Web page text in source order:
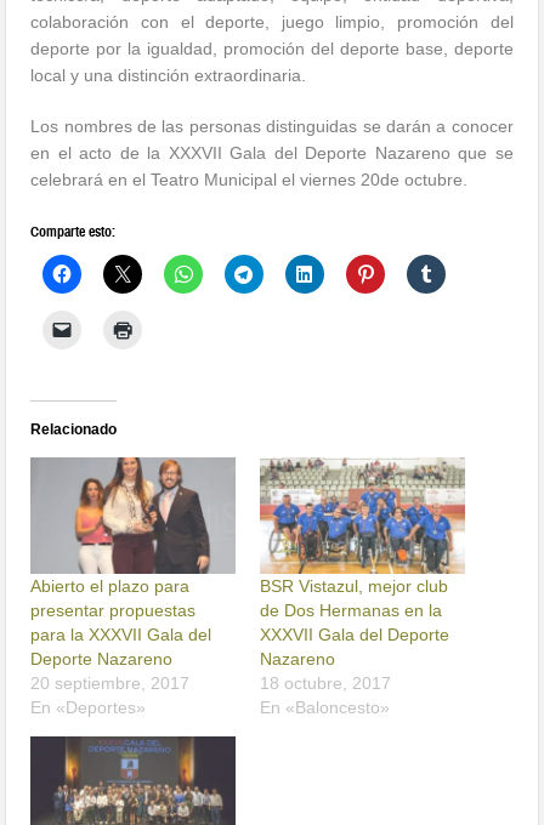
colaboración con el deporte, juego limpio, promoción del
deporte por la igualdad, promoción del deporte base, deporte
local y una distinción extraordinaria.
Los nombres de las personas distinguidas se darán a conocer
en el acto de la XXXVII Gala del Deporte Nazareno que se
celebrará en el Teatro Municipal el viernes 20de octubre.
Comparte esto:
Relacionado
Abierto el plazo para
presentar propuestas
para la XXXVII Gala del
Deporte Nazareno
20 septiembre, 2017
En «Deportes»
BSR Vistazul, mejor club
de Dos Hermanas en la
XXXVII Gala del Deporte
Nazareno
18 octubre, 2017
En «Baloncesto»